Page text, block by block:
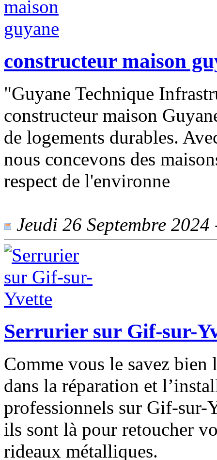
constructeur maison
"Guyane Technique
constructeur maison
de logements durables.
nous concevons des
respect de l'environne
Jeudi 26 Septembre
Serrurier sur Gif-sur-
Comme vous le savez bien
dans la réparation et
professionnels sur Gif-sur-
ils sont là pour retoucher
rideaux métalliques.